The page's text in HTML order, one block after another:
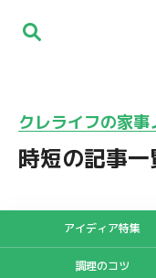
クレライフの家事
時短の記事一
アイディア特集
調理のコツ